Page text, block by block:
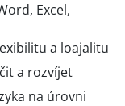
Excel,
a loajalitu
a rozvíjet
na úrovni